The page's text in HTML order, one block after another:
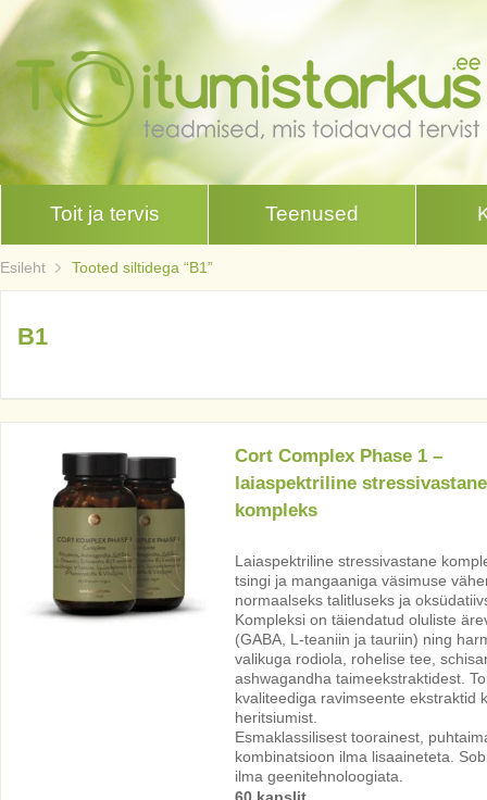
Toit ja tervis Teenused
Esileht Tooted siltidega “B1”
B1
Cort Complex Phase 1 –
laiaspektriline stressivastane
kompleks
Laiaspektriline stressivastane
tsingi ja mangaaniga väsimuse
normaalseks talitluseks ja
Kompleksi on täiendatud oluliste
(GABA, L-teaniin ja tauriin) ning
valikuga rodiola, rohelise tee,
ashwagandha taimeekstraktidest.
kvaliteediga ravimseente ekstraktid
heritsiumist.
Esmaklassilisest toorainest,
kombinatsioon ilma lisaaineteta.
ilma geenitehnoloogiata.